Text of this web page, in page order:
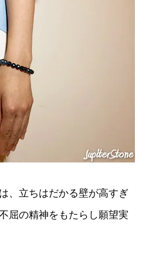
、立ちはだかる壁が高すぎ
屈の精神をもたらし願望実